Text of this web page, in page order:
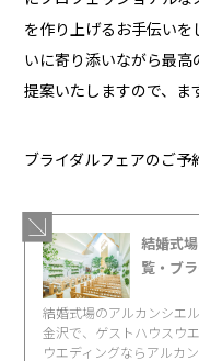
を作り上げるお手伝いを
いに寄り添いながら最
提案いたしますので、ま
ブライダルフェアのご予
結婚式
覧・ブ
結婚式場のアルカンシエ
金沢で、ゲストハウスウ
ウエディングならアルカ